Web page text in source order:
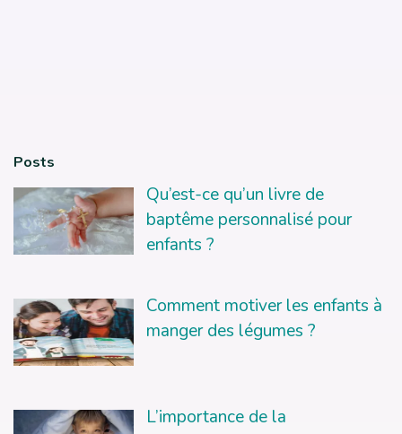
Posts
Qu’est-ce qu’un livre de
baptême personnalisé pour
enfants ?
Comment motiver les enfants à
manger des légumes ?
L’importance de la